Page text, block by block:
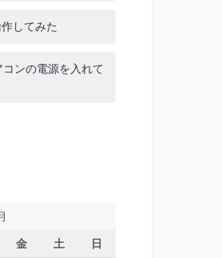
してみた
ンの電源を入れて
金 土 日